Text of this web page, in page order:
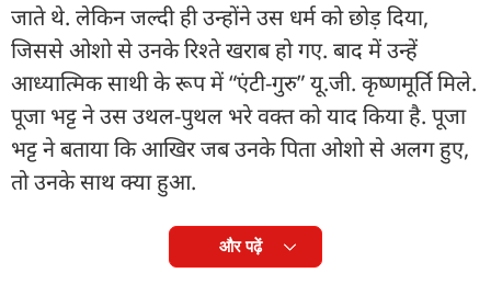
जाते थे. लेकिन जल्दी ही उन्होंने उस धर्म को छोड़ दिया,
जिससे ओशो से उनके रिश्ते खराब हो गए. बाद में उन्हें
आध्यात्मिक साथी के रूप में “एंटी-गुरु” यू.जी. कृष्णमूर्ति मिले.
पूजा भट्ट ने उस उथल-पुथल भरे वक्त को याद किया है. पूजा
भट्ट ने बताया कि आखिर जब उनके पिता ओशो से अलग हुए,
तो उनके साथ क्या हुआ.
और पढ़ें